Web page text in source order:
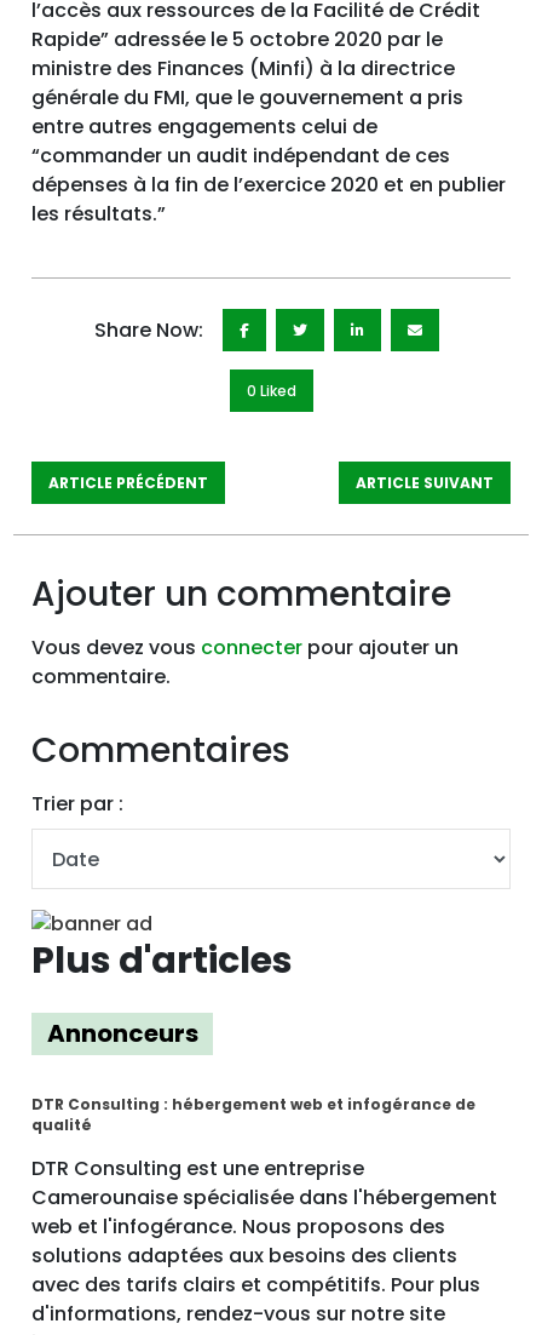
l’accès aux ressources de la Facilité de Crédit
Rapide” adressée le 5 octobre 2020 par le
ministre des Finances (Minfi) à la directrice
générale du FMI, que le gouvernement a pris
entre autres engagements celui de
“commander un audit indépendant de ces
dépenses à la fin de l’exercice 2020 et en publier
les résultats.”
Share Now:
0 Liked
ARTICLE PRÉCÉDENT ARTICLE SUIVANT
Ajouter un commentaire
Vous devez vous connecter pour ajouter un
commentaire.
Commentaires
Trier par :
Plus d'articles
Annonceurs
DTR Consulting : hébergement web et infogérance de
qualité
DTR Consulting est une entreprise
Camerounaise spécialisée dans l'hébergement
web et l'infogérance. Nous proposons des
solutions adaptées aux besoins des clients
avec des tarifs clairs et compétitifs. Pour plus
d'informations, rendez-vous sur notre site